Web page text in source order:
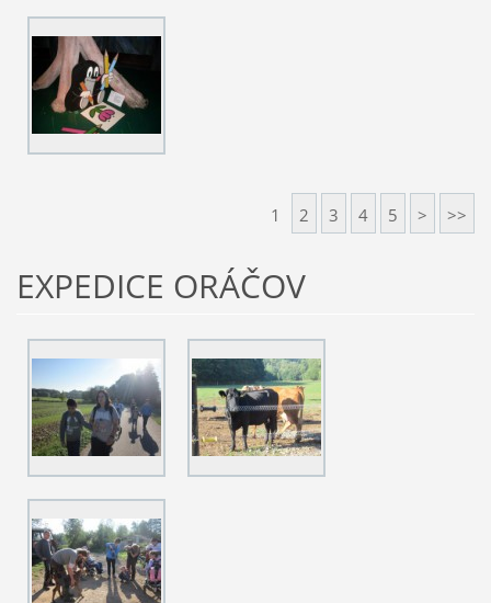
1 2 3 4 5 > >>
EXPEDICE ORÁČOV